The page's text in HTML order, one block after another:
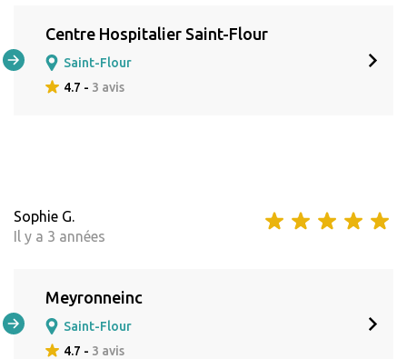
Centre Hospitalier Saint-Flour
Saint-Flour
4.7 - 3 avis
Sophie G.
Il y a 3 années
Meyronneinc
Saint-Flour
4.7 - 3 avis